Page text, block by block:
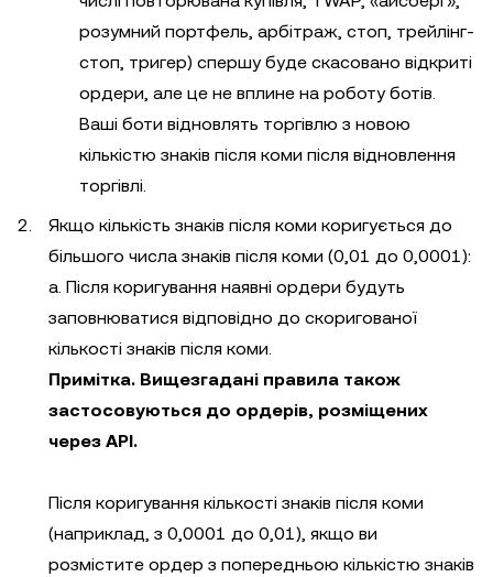
розумний портфель, арбітраж, стоп, трейлінг-
стоп, тригер) спершу буде скасовано відкриті
ордери, але це не вплине на роботу ботів.
Ваші боти відновлять торгівлю з новою
кількістю знаків після коми після відновлення
торгівлі.
Якщо кількість знаків після коми коригується до
більшого числа знаків після коми (0,01 до 0,0001):
a. Після коригування наявні ордери будуть
заповнюватися відповідно до скоригованої
кількості знаків після коми.
Примітка. Вищезгадані правила також
застосовуються до ордерів, розміщених
через API.
Після коригування кількості знаків після коми
(наприклад, з 0,0001 до 0,01), якщо ви
розмістите ордер з попередньою кількістю знаків